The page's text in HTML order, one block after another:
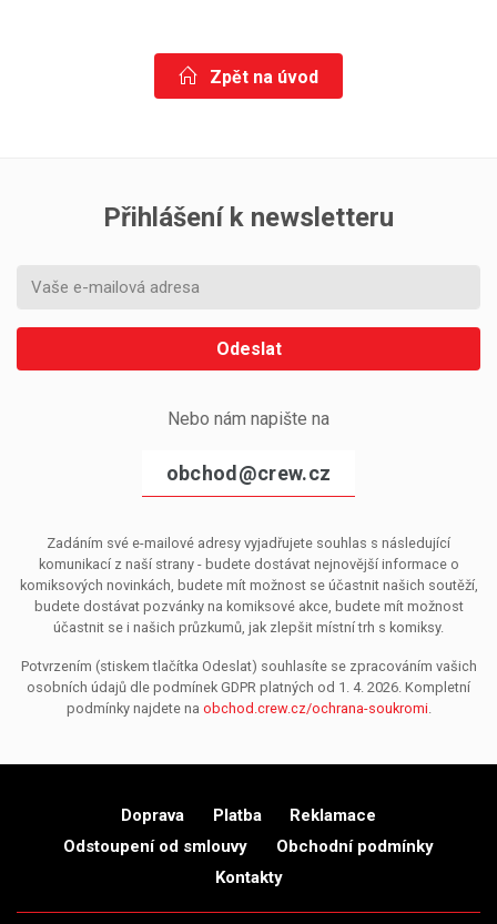
Zpět na úvod
Přihlášení k newsletteru
Odeslat
Nebo nám napište na
obchod@crew.cz
Zadáním své e-mailové adresy vyjadřujete souhlas s následující
komunikací z naší strany - budete dostávat nejnovější informace o
komiksových novinkách, budete mít možnost se účastnit našich soutěží,
budete dostávat pozvánky na komiksové akce, budete mít možnost
účastnit se i našich průzkumů, jak zlepšit místní trh s komiksy.
Potvrzením (stiskem tlačítka Odeslat) souhlasíte se zpracováním vašich
osobních údajů dle podmínek GDPR platných od 1. 4. 2026. Kompletní
podmínky najdete na obchod.crew.cz/ochrana-soukromi.
Doprava Platba
Reklamace
Odstoupení od smlouvy
Obchodní podmínky
Kontakty